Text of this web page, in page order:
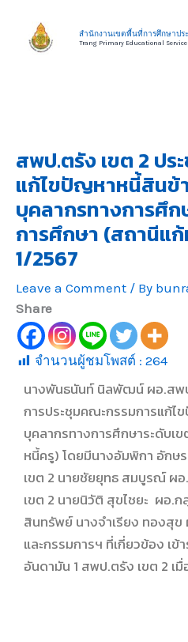
content
สำนักงานเขตพื้นที่การศึกษาปร
Trang Primary Educational Service
สพป.ตรัง เขต 2 ปร
แก้ไขปัญหาหนี้สินข้
บุคลากรทางการศึ
การศึกษา (สถานีแ
1/2567
Leave a Comment / By
Share
จำนวนผู้ชมโพสต์ : 264
นางพันธนันท์ นิลพัฒน์ ผอ.สพป
การประชุมคณะกรรมการแก้ไ
บุคลากรทางการศึกษาระดับเ
หนี้ครู) โดยมีนางอัมพิกา อัก
เขต 2 นายชัยยุทธ สมบูรณ์ ผ
เขต 2 นายนิวัติ สุขไชยะ ผอ.ก
สินทรัพย์ นางจำเรียง ทองสุ
และกรรมการฯ ที่เกี่ยวข้อง เ
อันดามัน 1 สพป.ตรัง เขต 2 เ